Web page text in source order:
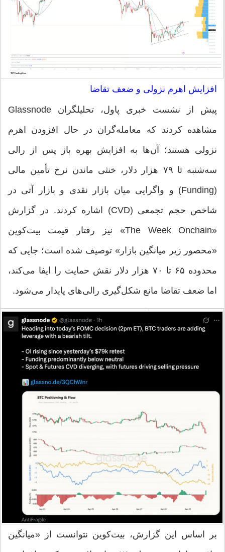
افزایش اهرم نزولی و ضعف تقاضا
پیش از نشست خبری پاول، تحلیلگران Glassnode
مشاهده کردند که معامله‌گران در حال افزودن اهرم
نزولی هستند؛ آن‌ها به افزایش بهره باز پس از رالی
سه‌شنبه تا ۷۹ هزار دلار، خنثی ماندن نرخ تأمین مالی
(Funding) و واگرایی میان بازار نقدی و بازار آتی در
شاخص حجم تجمعی (CVD) اشاره کردند. در گزارش
«The Week Onchain» نیز رفتار قیمت بیت‌کوین
«محصور زیر میانگین بازار» توصیف شده است؛ جایی که
محدوده ۶۵ تا ۷۰ هزار دلار نقش حمایت را ایفا می‌کند،
اما ضعف تقاضا مانع شکل‌گیری رالی‌های پایدار می‌شود.
بر اساس این گزارش، بیت‌کوین نتوانست از «میانگین